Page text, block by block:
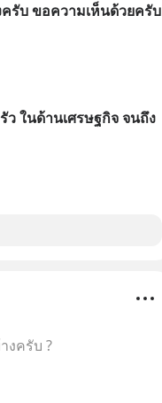
ครับ ขอความเห็นด้วยครับ
ในด้านเศรษฐกิจ จนถึง
งครับ ?